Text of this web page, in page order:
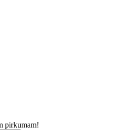
pirkumam!